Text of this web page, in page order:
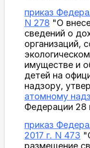
приказ
N 278 "О
сведений о
организаций,
имуществе и
детей на
надзору,
атомному
Федерации 28
приказ
2017 г. N 473
размещение